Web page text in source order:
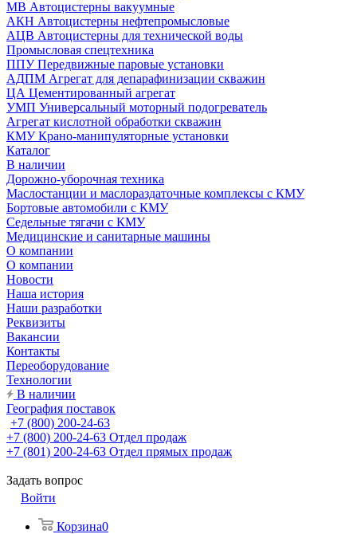
МВ Автоцистерны вакуумные
АКН Автоцистерны нефтепромысловые
АЦВ Автоцистерны для технической воды
Промысловая спецтехника
ППУ Передвижные паровые установки
АДПМ Агрегат для депарафинизации скважин
ЦА Цементированный агрегат
УМП Универсальный моторный подогреватель
Агрегат кислотной обработки скважин
КМУ Крано-манипуляторные установки
Каталог
В наличии
Дорожно-уборочная техника
Маслостанции и маслораздаточные комплексы с КМУ
Бортовые автомобили с КМУ
Седельные тягачи с КМУ
Медицинские и санитарные машины
О компании
О компании
Новости
Наша история
Наши разработки
Реквизиты
Вакансии
Контакты
Переоборудование
Технологии
В наличии
География поставок
+7 (800) 200-24-63
+7 (800) 200-24-63 Отдел продаж
+7 (801) 200-24-63 Отдел прямых продаж
Задать вопрос
Войти
Корзина0